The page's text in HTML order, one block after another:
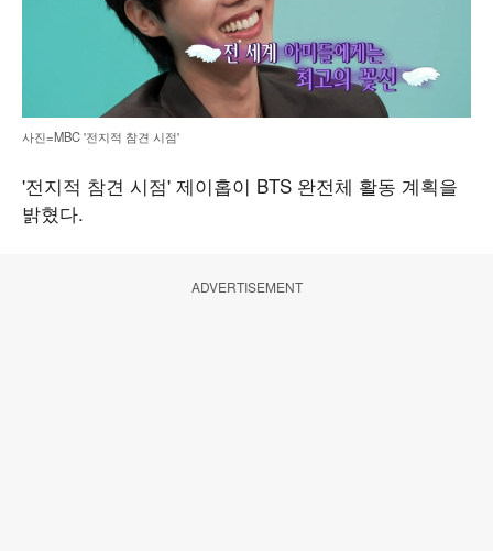
사진=MBC '전지적 참견 시점'
'전지적 참견 시점' 제이홉이 BTS 완전체 활동 계획을
밝혔다.
ADVERTISEMENT